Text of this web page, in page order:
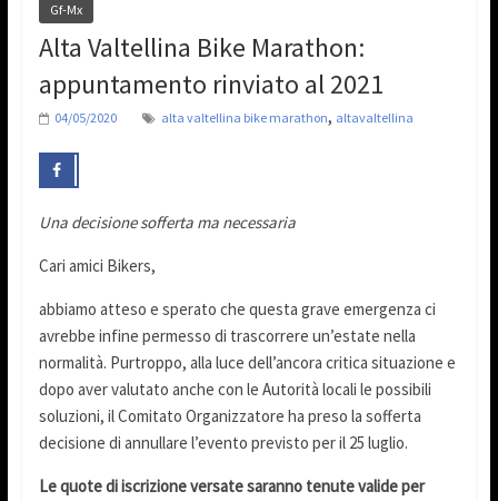
Gf-Mx
Alta Valtellina Bike Marathon:
appuntamento rinviato al 2021
04/05/2020 alta valtellina bike marathon, altavaltellina
Una decisione sofferta ma necessaria
Cari amici Bikers,
abbiamo atteso e sperato che questa grave emergenza ci
avrebbe infine permesso di trascorrere un’estate nella
normalità. Purtroppo, alla luce dell’ancora critica situazione e
dopo aver valutato anche con le Autorità locali le possibili
soluzioni, il Comitato Organizzatore ha preso la sofferta
decisione di annullare l’evento previsto per il 25 luglio.
Le quote di iscrizione versate saranno tenute valide per